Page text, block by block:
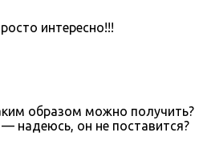
интересно!!!
образом можно получить?
надеюсь, он не поставится?